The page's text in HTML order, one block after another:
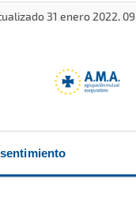
31 enero 2022,
pasado 1 de
la Mutua por el